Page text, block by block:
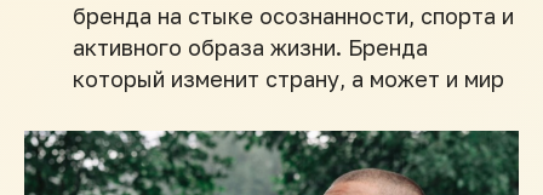
бренда на стыке осознанности, спорта и
активного образа жизни. Бренда
который изменит страну, а может и мир